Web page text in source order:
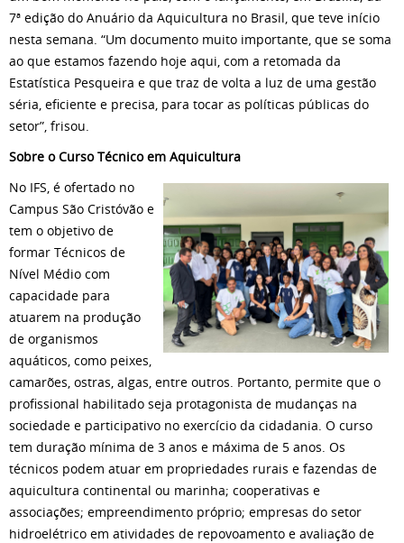
7ª edição do Anuário da Aquicultura no Brasil, que teve início
nesta semana. “Um documento muito importante, que se soma
ao que estamos fazendo hoje aqui, com a retomada da
Estatística Pesqueira e que traz de volta a luz de uma gestão
séria, eficiente e precisa, para tocar as políticas públicas do
setor”, frisou.
Sobre o Curso Técnico em Aquicultura
No IFS, é ofertado no
Campus São Cristóvão e
tem o objetivo de
formar Técnicos de
Nível Médio com
capacidade para
atuarem na produção
de organismos
aquáticos, como peixes,
camarões, ostras, algas, entre outros. Portanto, permite que o
profissional habilitado seja protagonista de mudanças na
sociedade e participativo no exercício da cidadania. O curso
tem duração mínima de 3 anos e máxima de 5 anos. Os
técnicos podem atuar em propriedades rurais e fazendas de
aquicultura continental ou marinha; cooperativas e
associações; empreendimento próprio; empresas do setor
hidroelétrico em atividades de repovoamento e avaliação de